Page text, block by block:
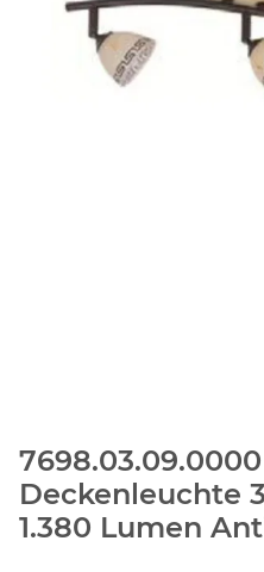
Deckenleuchte
1.380 Lumen